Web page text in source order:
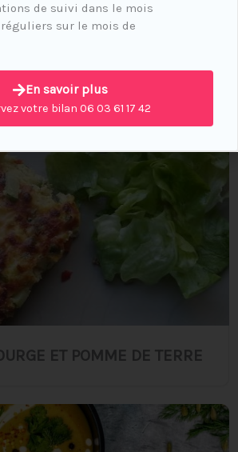
DE POIS CASSES
ET POMME DE TERRE
de suivi dans le mois
sur le mois de
En savoir plus
votre bilan 06 03 61 17 42